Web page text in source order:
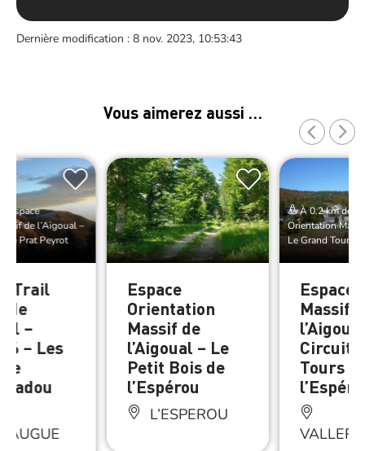
Dernière modification : 8 nov. 2023, 10:53:43
Vous aimerez aussi …
Espace
de l’Aigoual –
de Prat Peyrot
Trail
de
–
6 – Les
Espace
Orientation
Massif de
l’Aigoual – Le
Petit Bois de
l’Espérou
L’ESPEROU
À 0.2 km de
Orientation
Le Grand Tour
Espace
Massif
Circuit
Tours